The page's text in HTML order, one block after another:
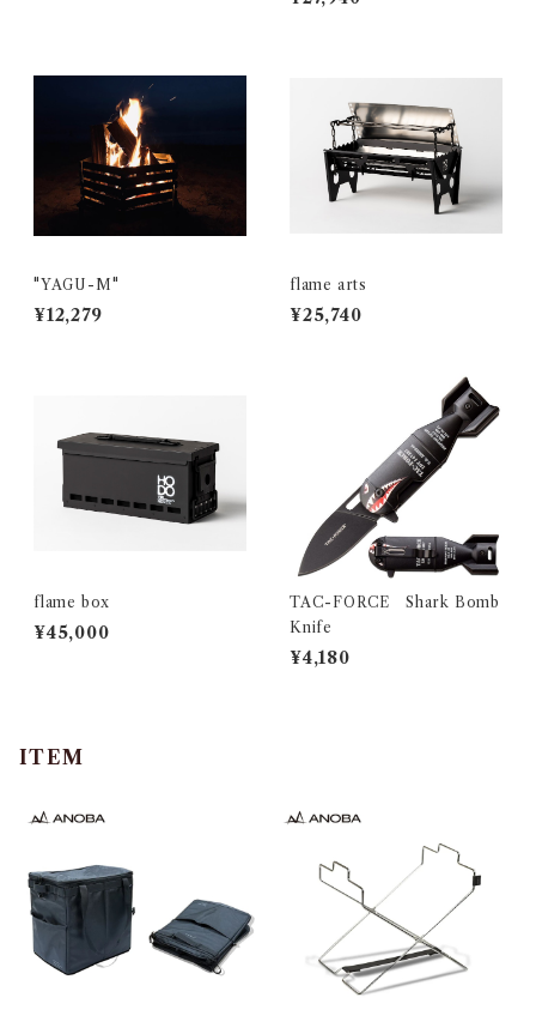
"YAGU-M"
¥12,279
flame arts
¥25,740
flame box
¥45,000
TAC-FORCE Shark Bomb
Knife
¥4,180
ITEM